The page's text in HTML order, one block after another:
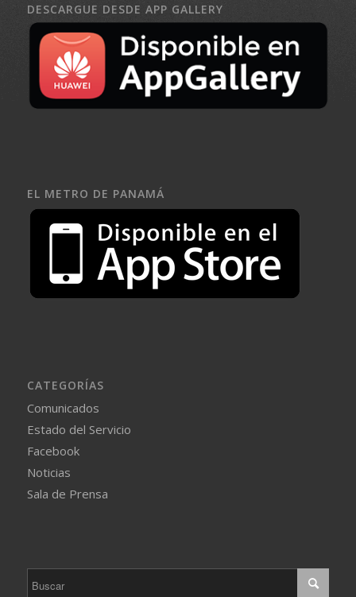
DESCARGUE DESDE APP GALLERY
EL METRO DE PANAMÁ
CATEGORÍAS
Comunicados
Estado del Servicio
Facebook
Noticias
Sala de Prensa